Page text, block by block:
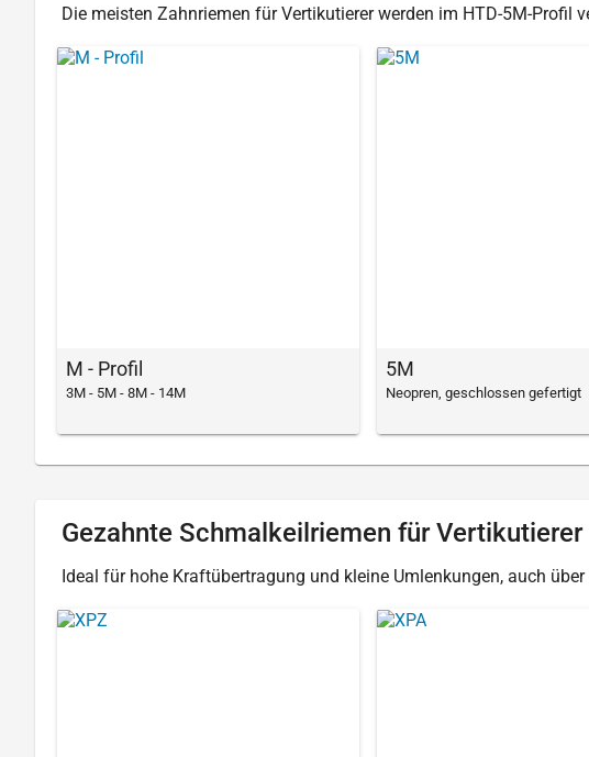
Die meisten Zahnriemen für Vertikutierer werden im HTD-5M-Profil
M - Profil
3M - 5M - 8M - 14M
5M
Neopren, geschlossen gefertigt
Gezahnte Schmalkeilriemen für Vertikutierer
Ideal für hohe Kraftübertragung und kleine Umlenkungen, auch über